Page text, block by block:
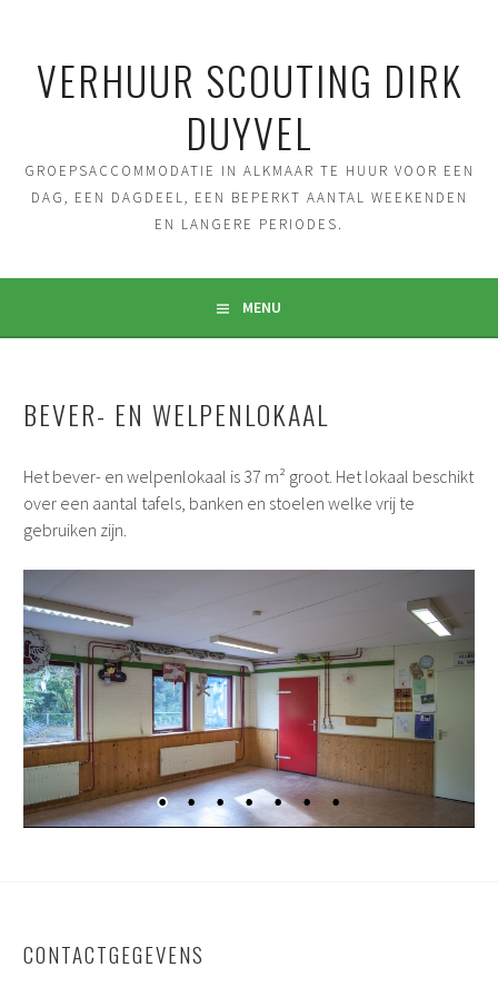
inhoudVERHUUR SCOUTING DIRK
DUYVEL
GROEPSACCOMMODATIE IN ALKMAAR TE HUUR VOOR EEN
DAG, EEN DAGDEEL, EEN BEPERKT AANTAL WEEKENDEN
EN LANGERE PERIODES.
MENU
BEVER- EN WELPENLOKAAL
Het bever- en welpenlokaal is 37 m² groot. Het lokaal beschikt
over een aantal tafels, banken en stoelen welke vrij te
gebruiken zijn.
CONTACTGEGEVENS